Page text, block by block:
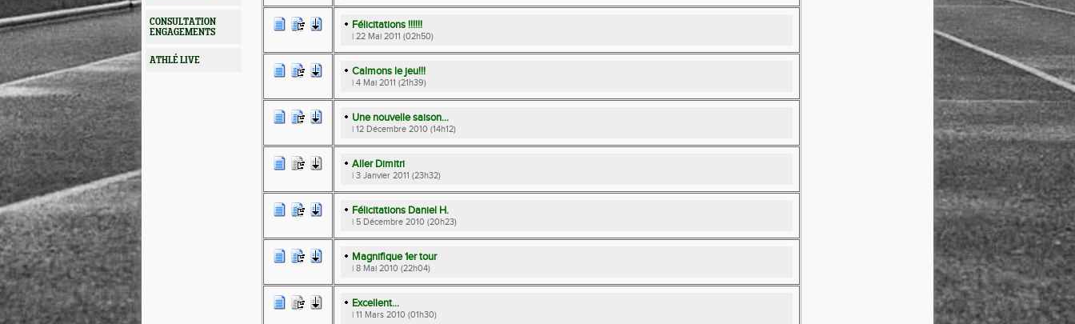
CONSULTATION
ENGAGEMENTS
ATHLÉ LIVE
Félicitations !!!!!!
| 22 Mai 2011 (02h50)
Calmons le jeu!!!
| 4 Mai 2011 (21h39)
Une nouvelle saison...
| 12 Décembre 2010 (14h12)
Aller Dimitri
| 3 Janvier 2011 (23h32)
Félicitations Daniel H.
| 5 Décembre 2010 (20h23)
Magnifique 1er tour
| 8 Mai 2010 (22h04)
Excellent...
| 11 Mars 2010 (01h30)